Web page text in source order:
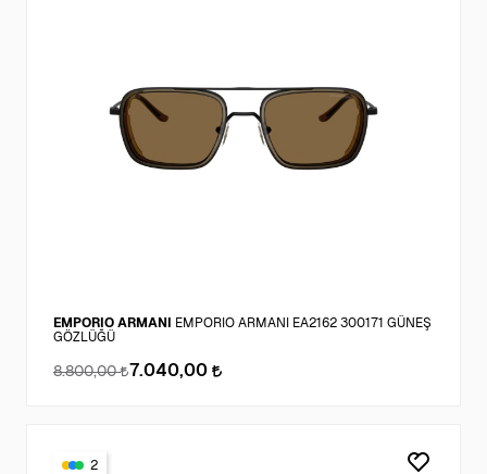
EMPORIO ARMANI
EMPORIO ARMANI EA2162 300171 GÜNEŞ
GÖZLÜĞÜ
8.800,00 7.040,00
2